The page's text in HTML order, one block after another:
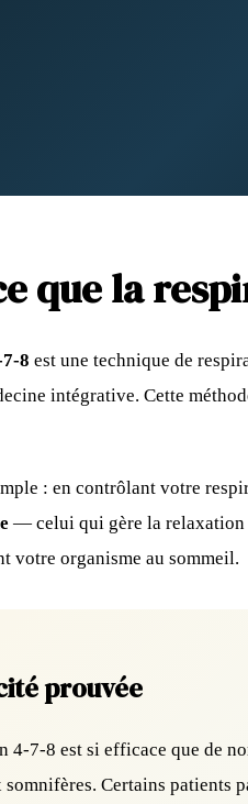
que la
8 est une technique de
intégrative. Cette
: en contrôlant votre
— celui qui gère la relaxation
votre organisme au sommeil.
prouvée
4-7-8 est si efficace que de
Certains patients